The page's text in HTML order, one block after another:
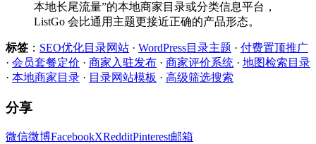
本地长尾流量”的本地商家目录或分类信息平台，
ListGo 会比通用主题更接近正确的产品形态。
标签 ： SEO优化目录网站 · WordPress目录主题 · 付费置顶推广
· 会员套餐定价 · 商家入驻发布 · 商家评价系统 · 地图检索目录
· 本地商家目录 · 目录网站模板 · 高级筛选搜索
分享
微信微博FacebookXRedditPinterest邮箱